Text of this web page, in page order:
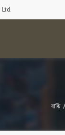
Ltd.
বাড়ি